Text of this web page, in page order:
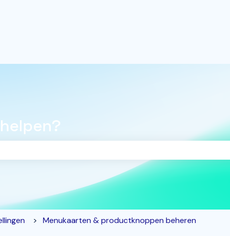
Menukaarten & productknoppen beheren